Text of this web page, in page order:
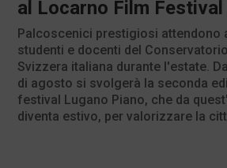
al Locarno Film Festival
Palcoscenici prestigiosi attendono
studenti e docenti del
Svizzera italiana durante l'estate.
di agosto si svolgerà la seconda
festival Lugano Piano, che da
diventa estivo, per valorizzare la